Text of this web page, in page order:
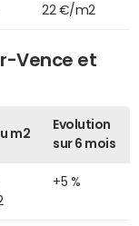
22 €/m2
Vence et
m2
Evolution
sur 6 mois
+5 %